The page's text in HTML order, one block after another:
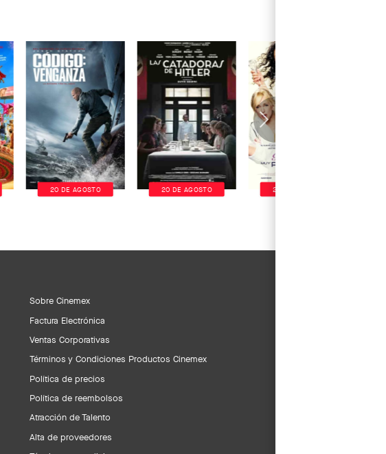
20 DE AGOSTO 20 DE AGOSTO 20 DE AGOSTO
Sobre Cinemex
Factura Electrónica
Ventas Corporativas
Términos y Condiciones Productos Cinemex
Política de precios
Política de reembolsos
Atracción de Talento
Alta de proveedores